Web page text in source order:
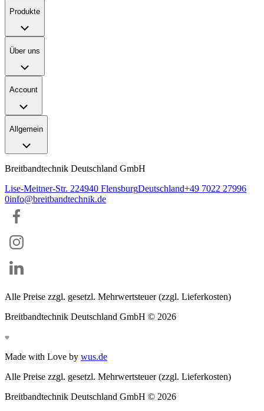
Produkte
Über uns
Account
Allgemein
Breitbandtechnik Deutschland GmbH
Lise-Meitner-Str. 224940 FlensburgDeutschland+49 7022 27996
0info@breitbandtechnik.de
Alle Preise zzgl. gesetzl. Mehrwertsteuer (zzgl. Lieferkosten)
Breitbandtechnik Deutschland GmbH © 2026
Made with Love by wus.de
Alle Preise zzgl. gesetzl. Mehrwertsteuer (zzgl. Lieferkosten)
Breitbandtechnik Deutschland GmbH © 2026